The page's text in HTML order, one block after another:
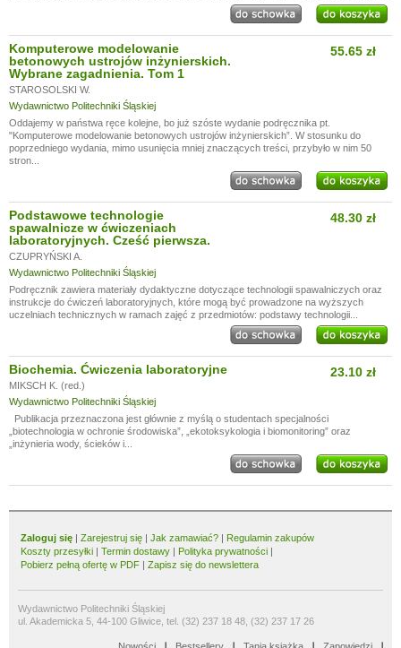
Komputerowe modelowanie
betonowych ustrojów inżynierskich.
Wybrane zagadnienia. Tom 1
STAROSOLSKI W.
Wydawnictwo Politechniki Śląskiej
55.65 zł
Oddajemy w państwa ręce kolejne, bo już szóste wydanie podręcznika pt.
"Komputerowe modelowanie betonowych ustrojów inżynierskich”. W stosunku do
poprzedniego wydania, mimo usunięcia mniej znaczących treści, przybyło w nim 50
stron...
Podstawowe technologie
spawalnicze w ćwiczeniach
laboratoryjnych. Cześć pierwsza.
CZUPRYŃSKI A.
Wydawnictwo Politechniki Śląskiej
48.30 zł
Podręcznik zawiera materiały dydaktyczne dotyczące technologii spawalniczych oraz
instrukcje do ćwiczeń laboratoryjnych, które mogą być prowadzone na wyższych
uczelniach technicznych w ramach zajęć z przedmiotów: podstawy technologii...
Biochemia. Ćwiczenia laboratoryjne
MIKSCH K. (red.)
Wydawnictwo Politechniki Śląskiej
23.10 zł
Publikacja przeznaczona jest głównie z myślą o studentach specjalności
„biotechnologia w ochronie środowiska”, „ekotoksykologia i biomonitoring” oraz
„inżynieria wody, ścieków i...
Zaloguj się | Zarejestruj się | Jak zamawiać? | Regulamin zakupów
Koszty przesyłki | Termin dostawy | Polityka prywatności |
Pobierz pełną ofertę w PDF | Zapisz się do newslettera
Wydawnictwo Politechniki Śląskiej
ul. Akademicka 5, 44-100 Gliwice, tel. (32) 237 18 48, (32) 237 17 26